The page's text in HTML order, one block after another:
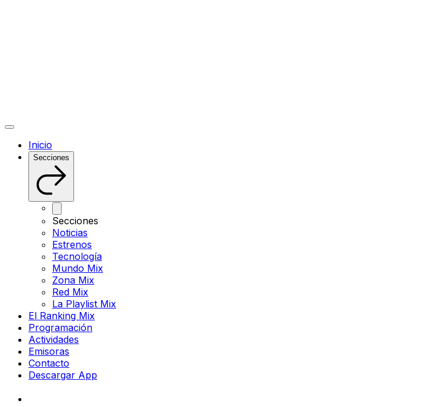
Inicio
Secciones
Secciones
Noticias
Estrenos
Tecnología
Mundo Mix
Zona Mix
Red Mix
La Playlist Mix
El Ranking Mix
Programación
Actividades
Emisoras
Contacto
Descargar App